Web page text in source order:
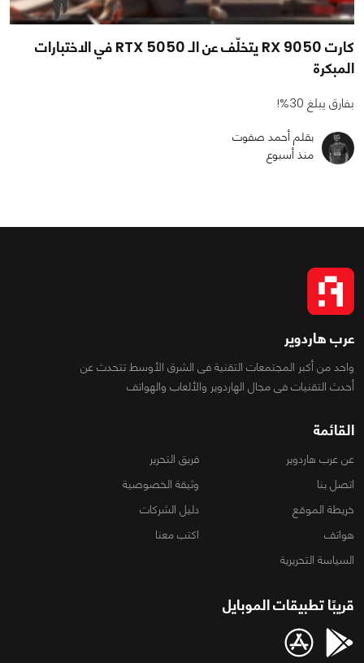
كارت RX 9050 يتخلّف عن الـ RTX 5050 في الاختبارات
المبكرة
بفارق يبلغ 30%!
بقلم أحمد صفوت
منذ أسبوع
عرب هاردوير
واحد من أكبر المجتمعات التقنية فى الشرق الأوسط تتحدث عن
أحدث التقنيات فى مجال الهاردوير والألعاب والهواتف
القائمة
عن عرب هاردوير
فريق التحرير
اتصل بنا
وثيقة الخصوصية
خريطة الموقع
دليل الشركات
هواتف
اكتب معنا
السياسة التحريرية
قريبًا تطبيقات الموبايل